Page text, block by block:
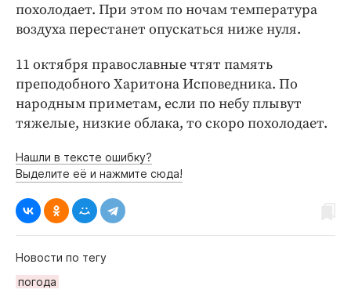
похолодает. При этом по ночам температура
воздуха перестанет опускаться ниже нуля.
11 октября православные чтят память
преподобного Харитона Исповедника. По
народным приметам, если по небу плывут
тяжелые, низкие облака, то скоро похолодает.
Нашли в тексте ошибку?
Выделите её и нажмите сюда!
Новости по тегу
погода